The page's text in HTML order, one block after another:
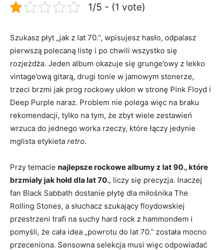
1/5 - (1 vote)
Szukasz płyt „jak z lat 70.”, wpisujesz hasło, odpalasz
pierwszą polecaną listę i po chwili wszystko się
rozjeżdża. Jeden album okazuje się grunge’owy z lekko
vintage’ową gitarą, drugi tonie w jamowym stonerze,
trzeci brzmi jak prog rockowy ukłon w stronę Pink Floyd i
Deep Purple naraz. Problem nie polega więc na braku
rekomendacji, tylko na tym, że zbyt wiele zestawień
wrzuca do jednego worka rzeczy, które łączy jedynie
mglista etykieta retro.
Przy temacie najlepsze rockowe albumy z lat 90., które
brzmiały jak hołd dla lat 70., liczy się precyzja. Inaczej
fan Black Sabbath dostanie płytę dla miłośnika The
Rolling Stones, a słuchacz szukający floydowskiej
przestrzeni trafi na suchy hard rock z hammondem i
pomyśli, że cała idea „powrotu do lat 70.” została mocno
przeceniona. Sensowna selekcja musi więc odpowiadać